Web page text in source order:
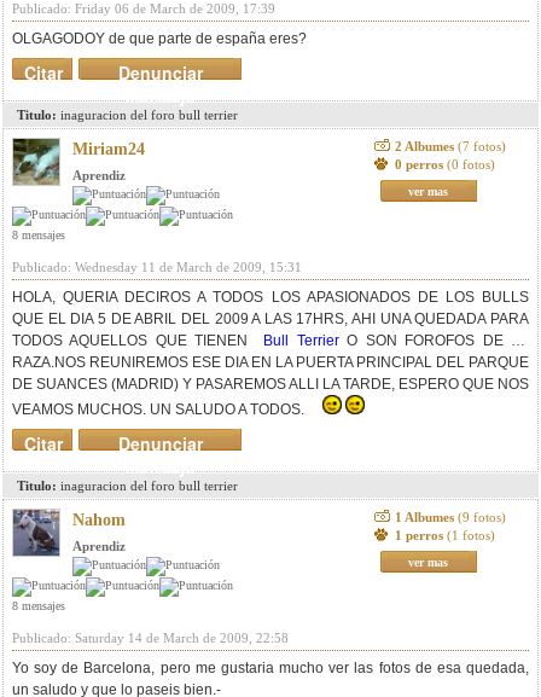
Publicado: Friday 06 de March de 2009, 17:39
OLGAGODOY de que parte de españa eres?
Denunciar
mensaje
Citar
Titulo: inaguracion del foro bull terrier
Miriam24
Aprendiz
8 mensajes
2 Albumes (7 fotos)
0 perros (0 fotos)
ver mas
Publicado: Wednesday 11 de March de 2009, 15:31
HOLA, QUERIA DECIROS A TODOS LOS APASIONADOS DE LOS BULLS
QUE EL DIA 5 DE ABRIL DEL 2009 A LAS 17HRS, AHI UNA QUEDADA PARA
TODOS AQUELLOS QUE TIENEN
Bull TerrierO SON FOROFOS DE LA
RAZA.NOS REUNIREMOS ESE DIA EN LA PUERTA PRINCIPAL DEL PARQUE
DE SUANCES (MADRID) Y PASAREMOS ALLI LA TARDE, ESPERO QUE NOS
VEAMOS MUCHOS. UN SALUDO A TODOS.
Denunciar
mensaje
Citar
Titulo: inaguracion del foro bull terrier
Nahom
Aprendiz
8 mensajes
1 Albumes (9 fotos)
1 perros (1 fotos)
ver mas
Publicado: Saturday 14 de March de 2009, 22:58
Yo soy de Barcelona, pero me gustaria mucho ver las fotos de esa quedada,
un saludo y que lo paseis bien.-